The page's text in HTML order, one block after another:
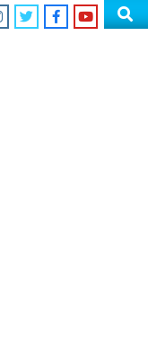
Search